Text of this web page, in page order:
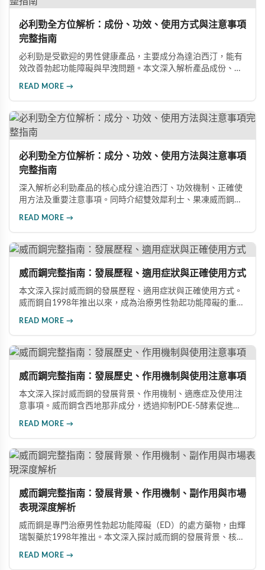
必利勁全方位解析：成份、功效、使用方式與注意事項
完整指南
必利勁是受歡迎的男性健康產品，主要成分為達泊西汀，能有
效改善勃起功能障礙與早洩問題。本文深入解析產品成份、功
READ MORE →
必利勁全方位解析：成分、功效、使用方法與注意事項
完整指南
深入解析必利勁產品的核心成分達泊西汀、功效機制、正確使
用方法及重要注意事項。同時介紹雙效犀利士、果凍威而鋼雙
READ MORE →
威而鋼完整指南：發展歷程、適用症狀與正確使用方式
本文深入探討威而鋼的發展歷程、適用症狀與正確使用方式。
威而鋼自1998年推出以來，成為治療男性勃起功能障礙的重要
READ MORE →
威而鋼完整指南：發展歷史、作用機制與使用注意事項
本文深入探討威而鋼的發展背景、作用機制、適應症及使用注
意事項。威而鋼含西地那非成分，透過抑制PDE-5酵素促進血
READ MORE →
威而鋼完整指南：發展背景、作用機制、副作用與市場
表現深度解析
威而鋼是專門治療男性勃起功能障礙（ED）的處方藥物，由輝
瑞製藥於1998年推出。本文深入探討威而鋼的發展背景、核心
READ MORE →